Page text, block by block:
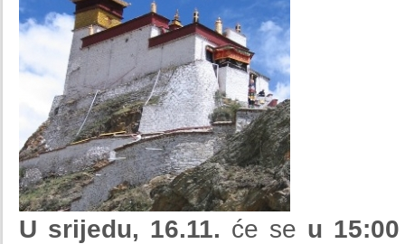
U srijedu, 16.11. će se u